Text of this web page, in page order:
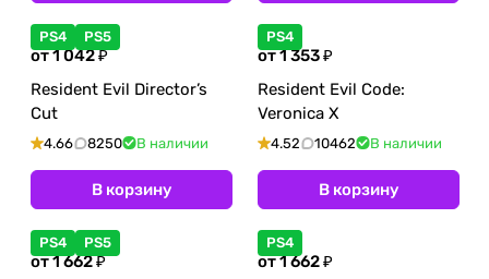
PS4 PS5
от 1 042 ₽
Resident Evil Director’s
Cut
4.66 8250 В наличии
В корзину
PS4
от 1 353 ₽
Resident Evil Code:
Veronica X
4.52 10462 В наличии
В корзину
PS4 PS5
от 1 662 ₽
PS4
от 1 662 ₽